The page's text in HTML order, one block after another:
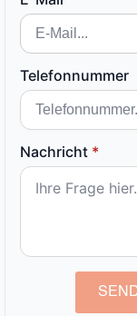
Telefonnummer
Nachricht *